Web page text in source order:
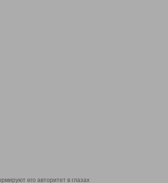
его авторитет в глазах